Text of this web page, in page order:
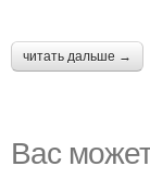
читать дальше →
Вас